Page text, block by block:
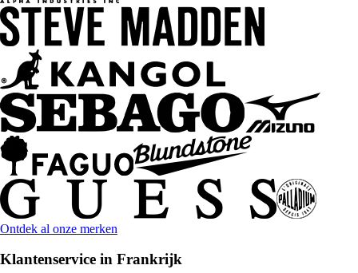
Ontdek al onze merken
Klantenservice in Frankrijk